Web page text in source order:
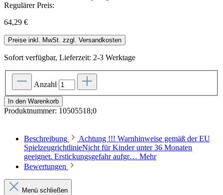
Regulärer Preis:
64,29 €
Preise inkl. MwSt. zzgl. Versandkosten
Sofort verfügbar, Lieferzeit: 2-3 Werktage
Anzahl
In den Warenkorb
Produktnummer: 10505518;0
Beschreibung
Achtung !!! Warnhinweise gemäß der EU
SpielzeugrichtlinieNicht für Kinder unter 36 Monaten
geeignet. Erstickungsgefahr aufgr… Mehr
Bewertungen
Menü schließen